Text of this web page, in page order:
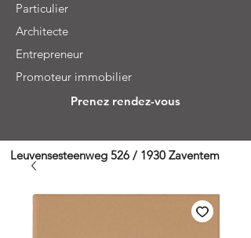
Particulier
Architecte
Entrepreneur
Promoteur immobilier
Prenez rendez-vous
Leuvensesteenweg 526 / 1930 Zaventem